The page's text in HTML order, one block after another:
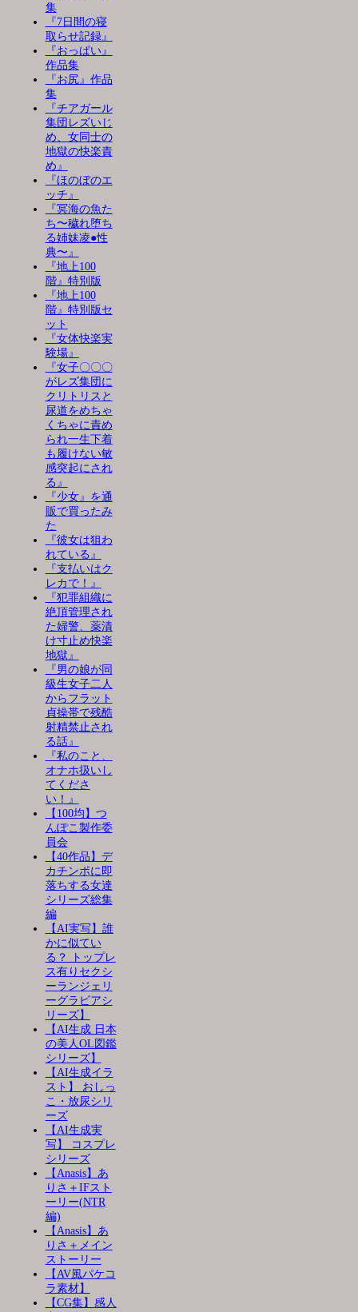
集
『7日間の寝
取らせ記録』
『おっぱい』
作品集
『お尻』作品
集
『チアガール
集団レズいじ
め、女同士の
地獄の快楽責
め』
『ほのぼのエ
ッチ』
『冥海の魚た
ち〜穢れ堕ち
る姉妹凌●性
典〜』
『地上100
階』特別版
『地上100
階』特別版セ
ット
『女体快楽実
験場』
『女子〇〇〇
がレズ集団に
クリトリスと
尿道をめちゃ
くちゃに責め
られ一生下着
も履けない敏
感突起にされ
る』
『少女』を通
販で買ったみ
た
『彼女は狙わ
れている』
『支払いはク
レカで！』
『犯罪組織に
絶頂管理され
た婦警、薬漬
け寸止め快楽
地獄』
『男の娘が同
級生女子二人
からフラット
貞操帯で残酷
射精禁止され
る話』
『私のこと、
オナホ扱いし
てくださ
い！』
【100均】つ
んぽこ製作委
員会
【40作品】デ
カチンポに即
落ちする女達
シリーズ総集
編
【AI実写】誰
かに似てい
る？ トップレ
ス有りセクシ
ーランジェリ
ーグラビアシ
リーズ】
【AI生成 日本
の美人OL図鑑
シリーズ】
【AI生成イラ
スト】 おしっ
こ・放尿シリ
ーズ
【AI生成実
写】 コスプレ
シリーズ
【Anasis】あ
りさ＋IFスト
ーリー(NTR
編)
【Anasis】あ
りさ＋メイン
ストーリー
【AV風パケコ
ラ素材】
【CG集】感人